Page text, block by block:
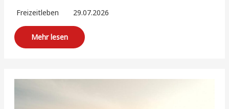
Freizeitleben 29.07.2026
Mehr lesen